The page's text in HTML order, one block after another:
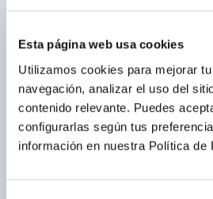
Esta página web usa cookies
Utilizamos cookies para mejorar
navegación, analizar el uso del
contenido relevante. Puedes
configurarlas según tus
información en nuestra Política de
Conócenos
Blog
Trabaja con nosotros
Ventas corporativas
Contáctanos
Cómo